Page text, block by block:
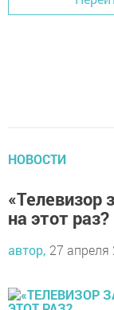
НОВОСТИ
«Телевизор
на этот раз?
автор, 27 апреля